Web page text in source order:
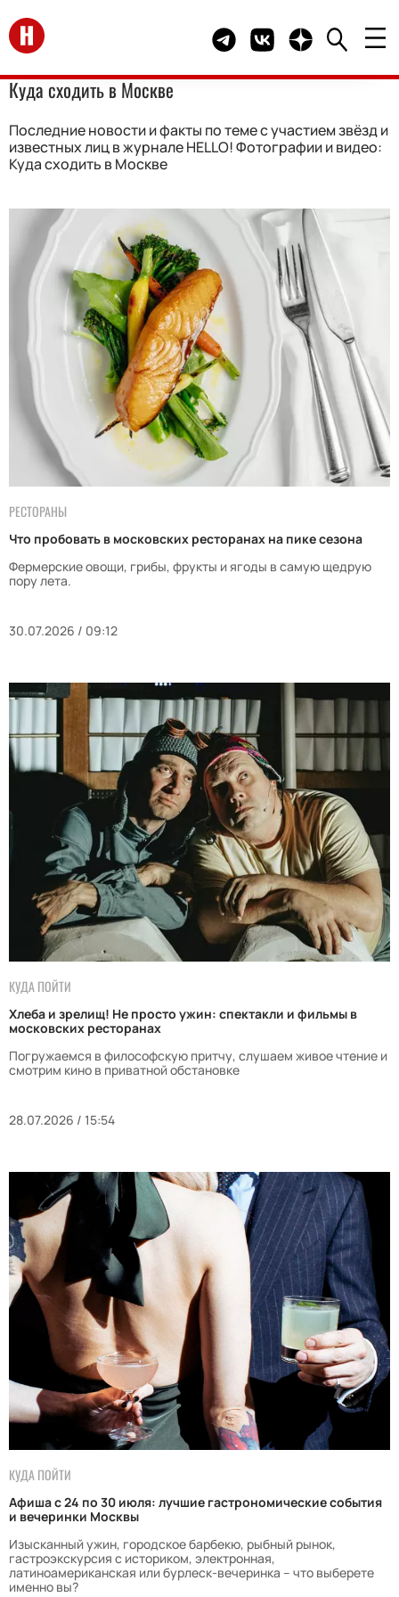
Перейти на главную Telegram канал HELLO
Группа HELLO
Канал HELLO в
Куда сходить в Москве
Последние новости и факты по теме с участием звёзд и
известных лиц в журнале HELLO! Фотографии и видео:
Куда сходить в Москве
РЕСТОРАНЫ
Что пробовать в московских ресторанах на пике сезона
Фермерские овощи, грибы, фрукты и ягоды в самую щедрую
пору лета.
30.07.2026 / 09:12
КУДА ПОЙТИ
Хлеба и зрелищ! Не просто ужин: спектакли и фильмы в
московских ресторанах
Погружаемся в философскую притчу, слушаем живое чтение и
смотрим кино в приватной обстановке
28.07.2026 / 15:54
КУДА ПОЙТИ
Афиша с 24 по 30 июля: лучшие гастрономические события
и вечеринки Москвы
Изысканный ужин, городское барбекю, рыбный рынок,
гастроэкскурсия с историком, электронная,
латиноамериканская или бурлеск-вечеринка – что выберете
именно вы?